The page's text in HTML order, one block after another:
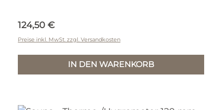
Regulärer Preis:
124,50 €
Preise inkl. MwSt. zzgl. Versandkosten
IN DEN WARENKORB